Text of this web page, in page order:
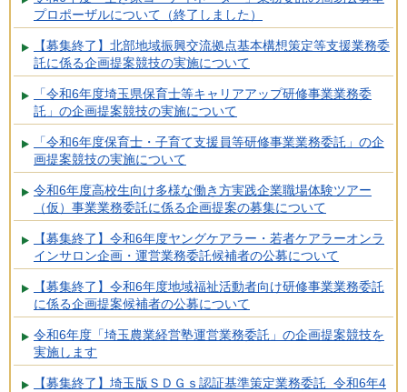
プロポーザルについて（終了しました）
【募集終了】北部地域振興交流拠点基本構想策定等支援業務委
託に係る企画提案競技の実施について
「令和6年度埼玉県保育士等キャリアアップ研修事業業務委
託」の企画提案競技の実施について
「令和6年度保育士・子育て支援員等研修事業業務委託」の企
画提案競技の実施について
令和6年度高校生向け多様な働き方実践企業職場体験ツアー
（仮）事業業務委託に係る企画提案の募集について
【募集終了】令和6年度ヤングケアラー・若者ケアラーオンラ
インサロン企画・運営業務委託候補者の公募について
【募集終了】令和6年度地域福祉活動者向け研修事業業務委託
に係る企画提案候補者の公募について
令和6年度「埼玉農業経営塾運営業務委託」の企画提案競技を
実施します
【募集終了】埼玉版ＳＤＧｓ認証基準策定業務委託 令和6年4